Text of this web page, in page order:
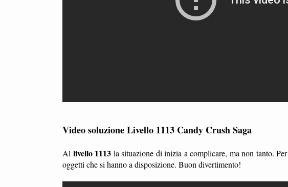
Video soluzione Livello 1113 Candy Crush Saga
Al livello 1113 la situazione di inizia a complicare, ma non tanto. Per
oggetti che si hanno a disposizione. Buon divertimento!